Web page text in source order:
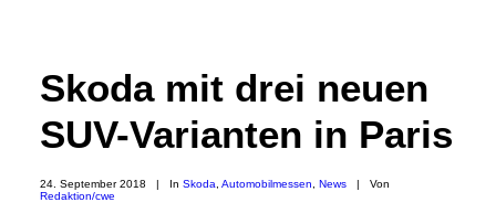
Skoda mit drei neuen
SUV-Varianten in Paris
24. September 2018 | In Skoda Automobilmessen News |
Von
Redaktion/cwe